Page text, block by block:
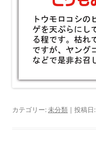
カテゴリー:未分類 | 投稿日: